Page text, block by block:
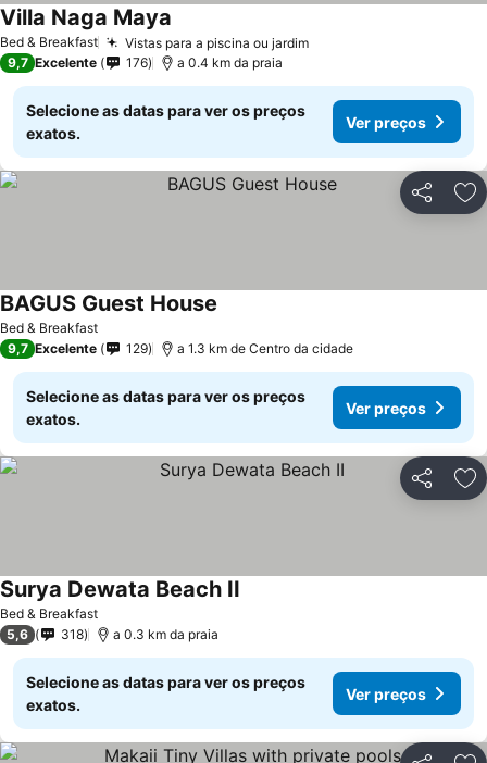
Bed & Breakfast Vistas para a piscina ou jardimVer preços
Villa Naga Maya
9,7 Excelente 176 a 0.4 km da praia
Selecione as datas para ver os preços
exatos.
Ver preços
Partilhar
Bed & Breakfast
BAGUS Guest House
9,7 Excelente 129 a 1.3 km de Centro da cidade
Selecione as datas para ver os preços
exatos.
Ver preços
Partilhar
Bed & Breakfast
Surya Dewata Beach II
5,6 318 a 0.3 km da praia
Selecione as datas para ver os preços
exatos.
Ver preços